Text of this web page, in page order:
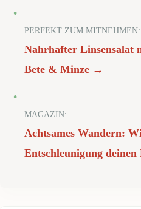
PERFEKT ZUM MITNEHMEN:
Nahrhafter Linsensalat
Bete & Minze →
MAGAZIN:
Achtsames Wandern:
Entschleunigung